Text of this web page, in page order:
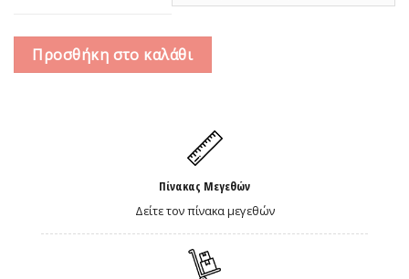
Προσθήκη στο καλάθι
Πίνακας Μεγεθών
Δείτε τον πίνακα μεγεθών